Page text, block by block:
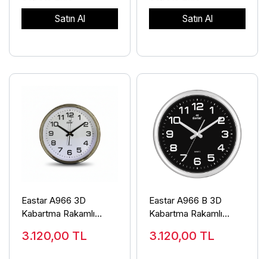
Satın Al Satın Al
Eastar A966 3D
Kabartma Rakamlı
3.120,00 TL
Eastar A966 B 3D
Kabartma Rakamlı
3.120,00 TL